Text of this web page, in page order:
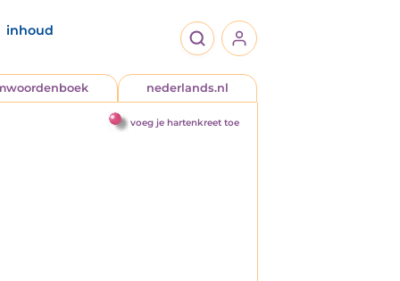
inhoud
nederlands.nl
voeg je hartenkreet toe